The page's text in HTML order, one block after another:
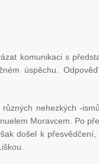
komunikaci s
úspěchu.
nehezkých -
Moravcem. Po
došel k